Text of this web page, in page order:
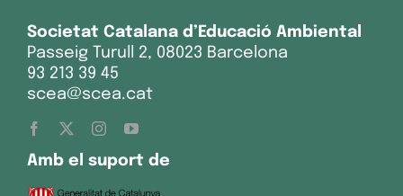
Societat Catalana d’Educació Ambiental
Passeig Turull 2, 08023 Barcelona
93 213 39 45
scea@scea.cat
Amb el suport de